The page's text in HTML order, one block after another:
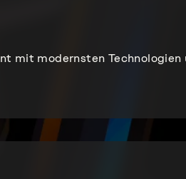
mit modernsten Technologien